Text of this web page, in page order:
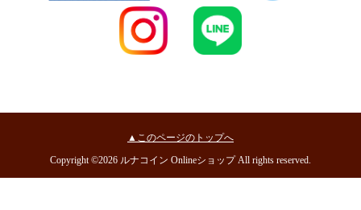
▲このページのトップへ
Copyright ©2026 ルナコイン Onlineショップ All rights reserved.